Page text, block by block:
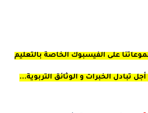
على الفيسبوك الخاصة بالتعليم
تبادل الخبرات و الوثائق التربوية...